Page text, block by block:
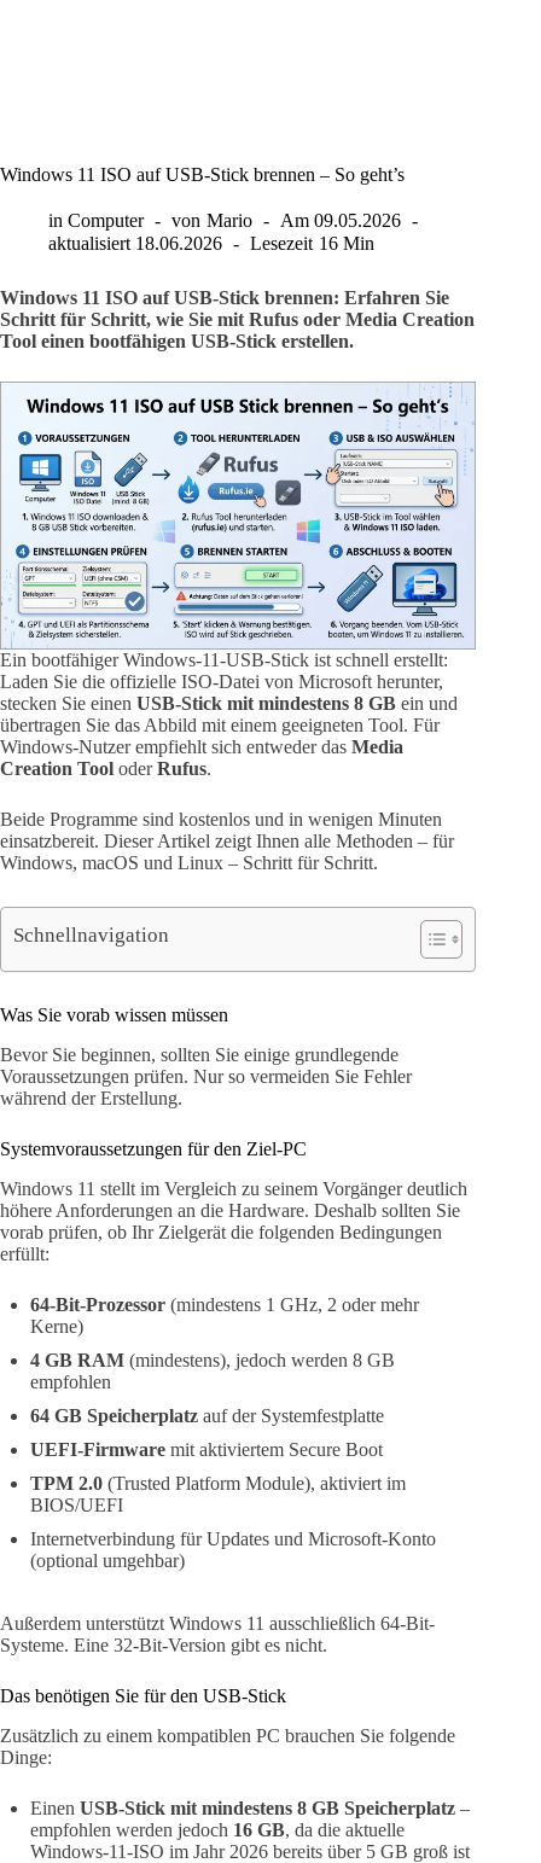
Windows 11 ISO auf USB-Stick brennen – So geht’s
in Computer von Mario Am 09.05.2026
aktualisiert 18.06.2026 Lesezeit 16 Min
Windows 11 ISO auf USB-Stick brennen: Erfahren Sie
Schritt für Schritt, wie Sie mit Rufus oder Media Creation
Tool einen bootfähigen USB-Stick erstellen.
Ein bootfähiger Windows-11-USB-Stick ist schnell erstellt:
Laden Sie die offizielle ISO-Datei von Microsoft herunter,
stecken Sie einen USB-Stick mit mindestens 8 GB ein und
übertragen Sie das Abbild mit einem geeigneten Tool. Für
Windows-Nutzer empfiehlt sich entweder das Media
Creation Tool oderRufus.
Beide Programme sind kostenlos und in wenigen Minuten
einsatzbereit. Dieser Artikel zeigt Ihnen alle Methoden – für
Windows, macOS und Linux – Schritt für Schritt.
Schnellnavigation
Was Sie vorab wissen müssen
Bevor Sie beginnen, sollten Sie einige grundlegende
Voraussetzungen prüfen. Nur so vermeiden Sie Fehler
während der Erstellung.
Systemvoraussetzungen für den Ziel-PC
Windows 11 stellt im Vergleich zu seinem Vorgänger deutlich
höhere Anforderungen an die Hardware. Deshalb sollten Sie
vorab prüfen, ob Ihr Zielgerät die folgenden Bedingungen
erfüllt:
64-Bit-Prozessor (mindestens 1 GHz, 2 oder mehr
Kerne)
4 GB RAM (mindestens), jedoch werden 8 GB
empfohlen
64 GB Speicherplatz auf der Systemfestplatte
UEFI-Firmware mit aktiviertem Secure Boot
TPM 2.0 (Trusted Platform Module), aktiviert im
BIOS/UEFI
Internetverbindung für Updates und Microsoft-Konto
(optional umgehbar)
Außerdem unterstützt Windows 11 ausschließlich 64-Bit-
Systeme. Eine 32-Bit-Version gibt es nicht.
Das benötigen Sie für den USB-Stick
Zusätzlich zu einem kompatiblen PC brauchen Sie folgende
Dinge:
Einen USB-Stick mit mindestens 8 GB Speicherplatz –
empfohlen werden jedoch 16 GB, da die aktuelle
Windows-11-ISO im Jahr 2026 bereits über 5 GB groß ist